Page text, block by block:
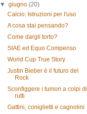
▼giugno(20)
Calcio: Istruzioni per l'uso
A cosa stai pensando?
Come dargli torto?
SIAE ed Equo Compenso
World Cup True Story
Justin Bieber è il futuro del
Rock
Sconfiggere i tumori a colpi di
rutti
Gattini, coniglietti e cagnolini